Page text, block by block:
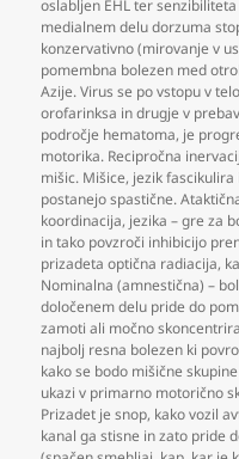
oslabljen EHL ter
medialnem delu dorzuma
konzervativno (mirovanje v
pomembna bolezen med
Azije. Virus se po vstopu v
orofarinksa in drugje v
področje hematoma, je
motorika. Recipročna
mišic. Mišice, jezik
postanejo spastične.
koordinacija, jezika – gre za
in tako povzroči inhibicijo
prizadeta optična radiacija,
Nominalna (amnestična) –
določenem delu pride do
zamoti ali močno
najbolj resna bolezen ki
kako se bodo mišične
ukazi v primarno motorično
Prizadet je snop, kako vozil
kanal ga stisne in zato pride